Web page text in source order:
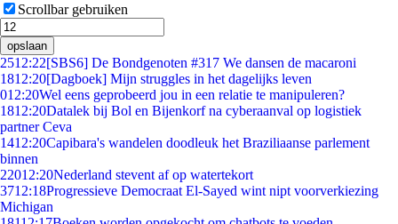
Scrollbar gebruiken
opslaan
2512:22[SBS6] De Bondgenoten #317 We dansen de macaroni
1812:20[Dagboek] Mijn struggles in het dagelijks leven
012:20Wel eens geprobeerd jou in een relatie te manipuleren?
1812:20Datalek bij Bol en Bijenkorf na cyberaanval op logistiek
partner Ceva
1412:20Capibara's wandelen doodleuk het Braziliaanse parlement
binnen
22012:20Nederland stevent af op watertekort
3712:18Progressieve Democraat El-Sayed wint nipt voorverkiezing
Michigan